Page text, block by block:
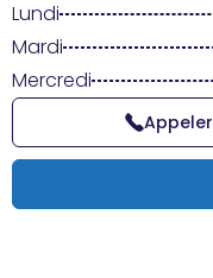
Lundi
Mardi
Mercredi
Appeler